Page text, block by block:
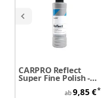
CARPRO Reflect
Super Fine Polish -
SALE
ab 9,85 €*